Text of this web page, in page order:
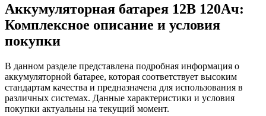
Аккумуляторная батарея 12В 120Ач:
Комплексное описание и условия
покупки
В данном разделе представлена подробная информация о
аккумуляторной батарее, которая соответствует высоким
стандартам качества и предназначена для использования в
различных системах. Данные характеристики и условия
покупки актуальны на текущий момент.